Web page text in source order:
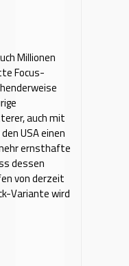
Millionen
Focus-
auch mit
USA einen
ernsthafte
dessen
von derzeit
Variante wird